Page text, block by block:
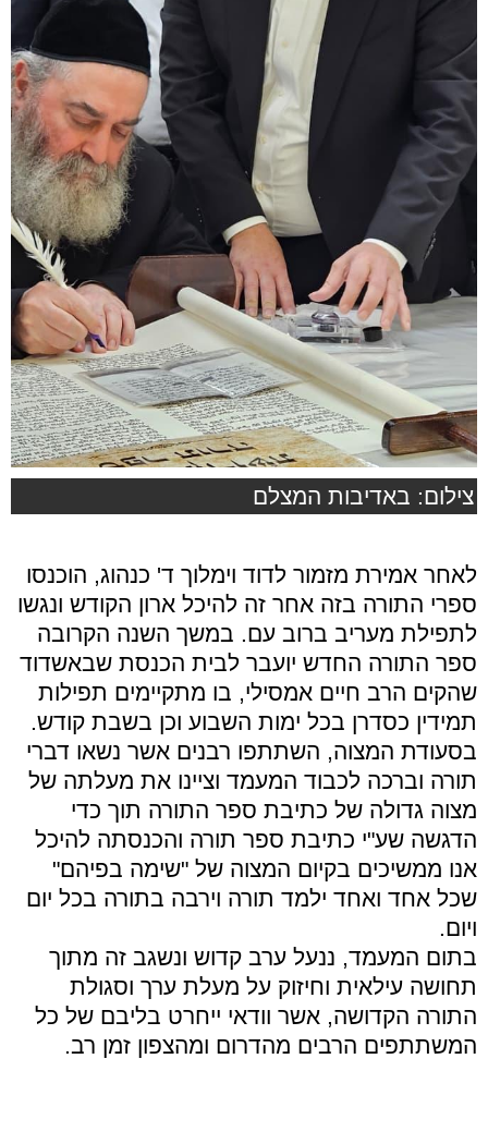
צילום: באדיבות המצלם
לאחר אמירת מזמור לדוד וימלוך ד' כנהוג, הוכנסו
ספרי התורה בזה אחר זה להיכל ארון הקודש ונגשו
לתפילת מעריב ברוב עם. במשך השנה הקרובה
ספר התורה החדש יועבר לבית הכנסת שבאשדוד
שהקים הרב חיים אמסילי, בו מתקיימים תפילות
תמידין כסדרן בכל ימות השבוע וכן בשבת קודש.
בסעודת המצוה, השתתפו רבנים אשר נשאו דברי
תורה וברכה לכבוד המעמד וציינו את מעלתה של
מצוה גדולה של כתיבת ספר התורה תוך כדי
הדגשה שע"י כתיבת ספר תורה והכנסתה להיכל
אנו ממשיכים בקיום המצוה של "שימה בפיהם"
שכל אחד ואחד ילמד תורה וירבה בתורה בכל יום
ויום.
בתום המעמד, ננעל ערב קדוש ונשגב זה מתוך
תחושה עילאית וחיזוק על מעלת ערך וסגולת
התורה הקדושה, אשר וודאי ייחרט בליבם של כל
המשתתפים הרבים מהדרום ומהצפון זמן רב.